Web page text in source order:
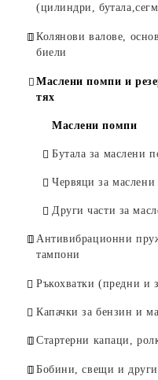
ръка
Въздушни метли
(цилиндри,
Цилиндри
Цилиндри за
Бутала за Stihl
Бутала за Oleo-
Бутала за други
Сегменти
Колянови валове,
биели
Колянови валове и
Маслени помпи и
тях
Маслени помпи
Бутала за маслени
Червяци за
Други части за
Антивибрационни
тампони
Тампони
Антивибрационни
Ръкохватки (предни и
Капачки за бензин и
Стартерни капаци,
Стартерни капаци
Бобини, свещи и други